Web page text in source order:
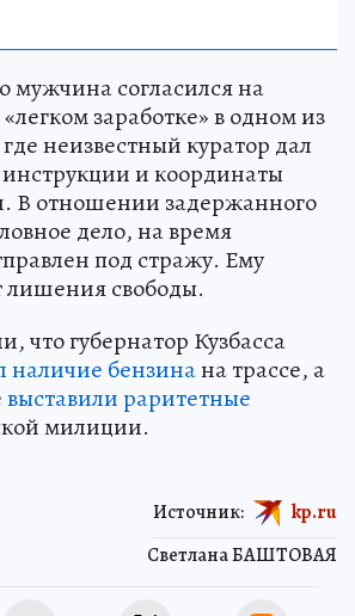
мужчина согласился на
заработке» в одном из
неизвестный куратор дал
и координаты
В отношении задержанного
дело, на время
под стражу. Ему
лишения свободы.
что губернатор Кузбасса
наличие бензинана трассе, а
выставили раритетные
милиции.
Светлана БАШТОВАЯ
Источник: kp.ru